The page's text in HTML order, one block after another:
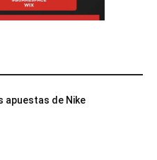
apuestas de Nike